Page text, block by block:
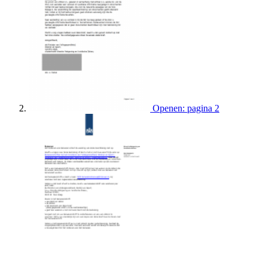
Openen: pagina 2